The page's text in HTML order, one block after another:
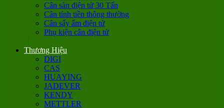
Cân sàn điện tử 30 Tấn
Cân tính tiền thông thường
Cân sấy ẩm điện tử
Phụ kiện cân điện tử
Thương Hiệu
DIGI
CAS
HUAYING
JADEVER
KENDY
METTLER